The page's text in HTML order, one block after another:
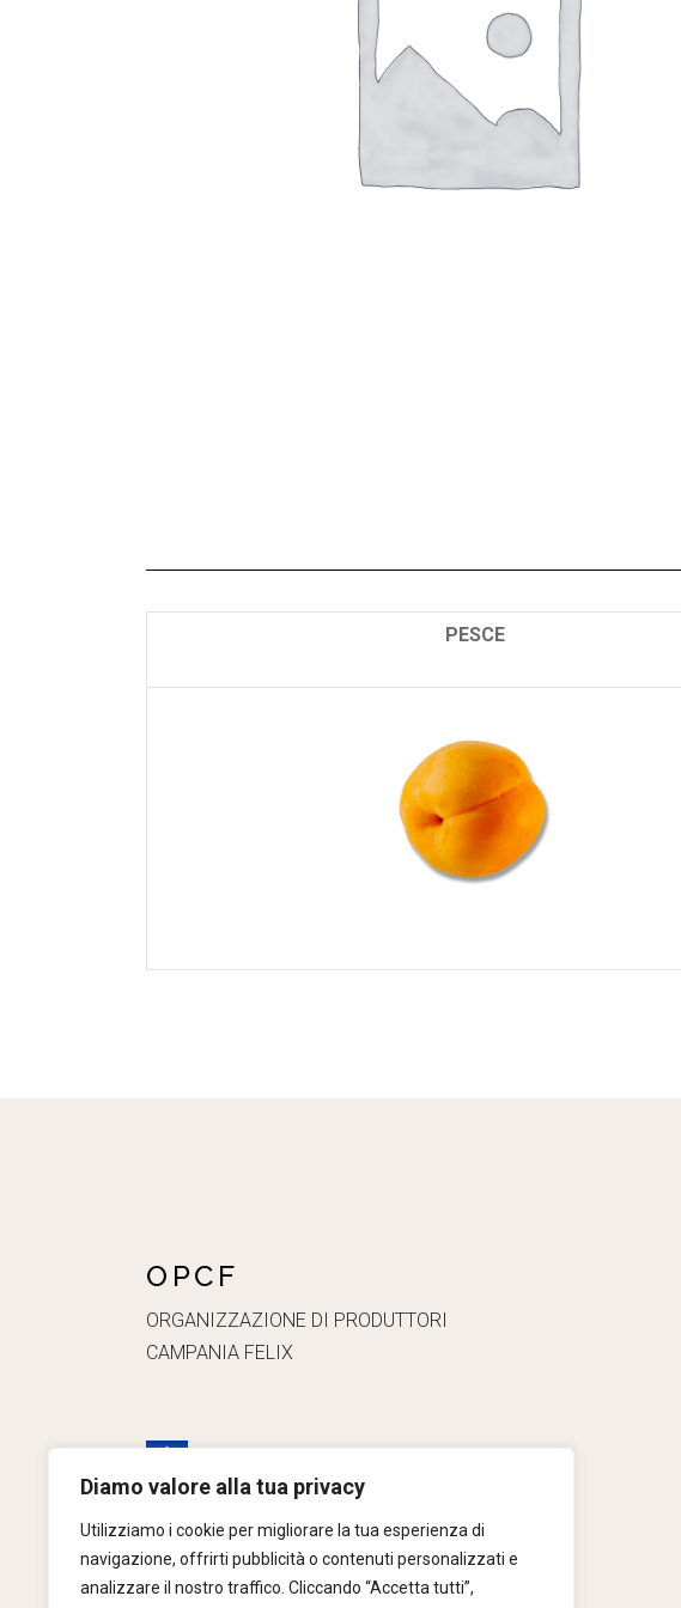
Diamo valore alla tua privacy
Utilizziamo i cookie per migliorare la tua esperienza di
navigazione, offrirti pubblicità o contenuti personalizzati e
analizzare il nostro traffico. Cliccando “Accetta tutti”,
PESCE
OPCF
ORGANIZZAZIONE DI PRODUTTORI
CAMPANIA FELIX
Campagna finanziata con l’aiuto
dell’Unione Europea anno 2023